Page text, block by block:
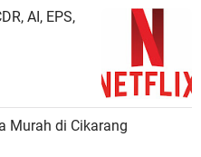
AI, EPS,
Murah di Cikarang